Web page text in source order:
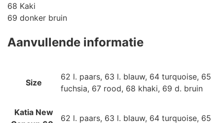
68 Kaki
69 donker bruin
Aanvullende informatie
Size
62 l. paars, 63 l. blauw, 64 turquoise, 65
fuchsia, 67 rood, 68 khaki, 69 d. bruin
Katia New
62 l. paars, 63 l. blauw, 64 turquoise, 65